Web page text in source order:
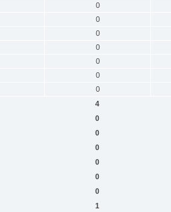
0
0
0
0
0
0
0
4
0
0
0
0
0
0
1